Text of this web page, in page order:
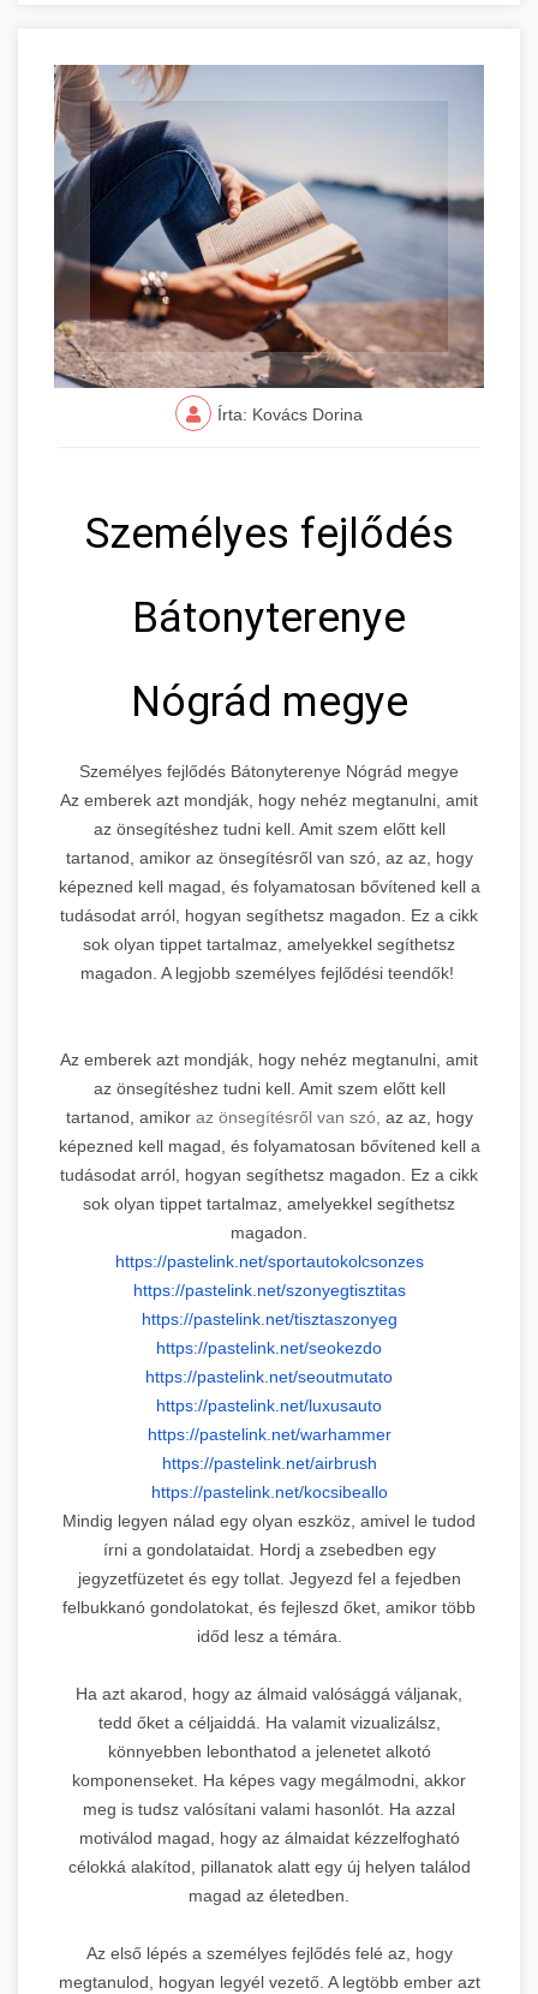
Írta: Kovács Dorina
Személyes fejlődés
Bátonyterenye
Nógrád megye
Személyes fejlődés Bátonyterenye Nógrád megye
Az emberek azt mondják, hogy nehéz megtanulni, amit
az önsegítéshez tudni kell. Amit szem előtt kell
tartanod, amikor az önsegítésről van szó, az az, hogy
képezned kell magad, és folyamatosan bővítened kell a
tudásodat arról, hogyan segíthetsz magadon. Ez a cikk
sok olyan tippet tartalmaz, amelyekkel segíthetsz
magadon. A legjobb személyes fejlődési teendők!
Az emberek azt mondják, hogy nehéz megtanulni, amit
az önsegítéshez tudni kell. Amit szem előtt kell
tartanod, amikor az önsegítésről van szó, az az, hogy
képezned kell magad, és folyamatosan bővítened kell a
tudásodat arról, hogyan segíthetsz magadon. Ez a cikk
sok olyan tippet tartalmaz, amelyekkel segíthetsz
magadon.
https://pastelink.net/sportautokolcsonzes
https://pastelink.net/szonyegtisztitas
https://pastelink.net/tisztaszonyeg
https://pastelink.net/seokezdo
https://pastelink.net/seoutmutato
https://pastelink.net/luxusauto
https://pastelink.net/warhammer
https://pastelink.net/airbrush
https://pastelink.net/kocsibeallo
Mindig legyen nálad egy olyan eszköz, amivel le tudod
írni a gondolataidat. Hordj a zsebedben egy
jegyzetfüzetet és egy tollat. Jegyezd fel a fejedben
felbukkanó gondolatokat, és fejleszd őket, amikor több
időd lesz a témára.
Ha azt akarod, hogy az álmaid valósággá váljanak,
tedd őket a céljaiddá. Ha valamit vizualizálsz,
könnyebben lebonthatod a jelenetet alkotó
komponenseket. Ha képes vagy megálmodni, akkor
meg is tudsz valósítani valami hasonlót. Ha azzal
motiválod magad, hogy az álmaidat kézzelfogható
célokká alakítod, pillanatok alatt egy új helyen találod
magad az életedben.
Az első lépés a személyes fejlődés felé az, hogy
megtanulod, hogyan legyél vezető. A legtöbb ember azt